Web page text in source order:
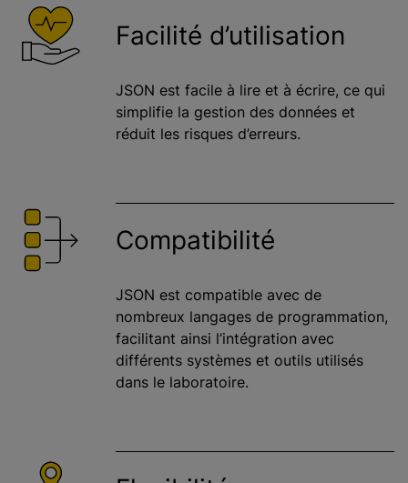
Facilité d’utilisation
JSON est facile à lire et à écrire, ce qui
simplifie la gestion des données et
réduit les risques d’erreurs.
Compatibilité
JSON est compatible avec de
nombreux langages de programmation,
facilitant ainsi l’intégration avec
différents systèmes et outils utilisés
dans le laboratoire.